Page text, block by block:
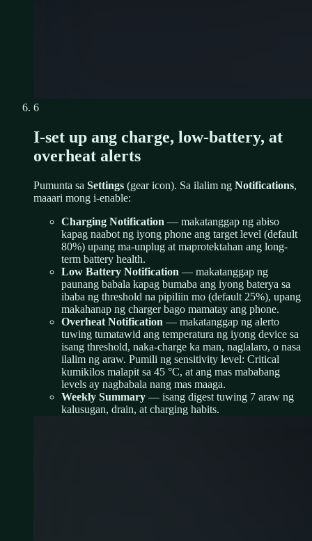
6
I-set up ang charge, low-battery, at
overheat alerts
Pumunta sa Settings (gear icon). Sa ilalim ng Notifications,
maaari mong i-enable:
Charging Notification — makatanggap ng abiso
kapag naabot ng iyong phone ang target level (default
80%) upang ma-unplug at maprotektahan ang long-
term battery health.
Low Battery Notification — makatanggap ng
paunang babala kapag bumaba ang iyong baterya sa
ibaba ng threshold na pipiliin mo (default 25%), upang
makahanap ng charger bago mamatay ang phone.
Overheat Notification — makatanggap ng alerto
tuwing tumatawid ang temperatura ng iyong device sa
isang threshold, naka-charge ka man, naglalaro, o nasa
ilalim ng araw. Pumili ng sensitivity level: Critical
kumikilos malapit sa 45 °C, at ang mas mababang
levels ay nagbabala nang mas maaga.
Weekly Summary — isang digest tuwing 7 araw ng
kalusugan, drain, at charging habits.